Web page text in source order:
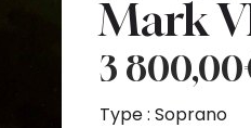
Mark
3 800,00
Type : Soprano